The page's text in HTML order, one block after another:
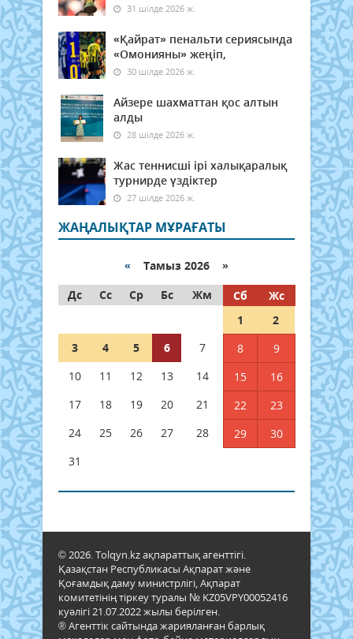
31 шілде 2026 ж.
«Қайрат» пенальти сериясында
«Омонияны» жеңіп,
30 шілде 2026 ж.
Айзере шахматтан қос алтын
алды
28 шілде 2026 ж.
Жас теннисші ірі халықаралық
турнирде үздіктер
27 шілде 2026 ж.
ЖАҢАЛЫҚТАР МҰРАҒАТЫ
« Тамыз 2026 »
Дс
Сс Ср Бс Жм Сб
Жс
1
2
3
4 5 6 7 8
9
10
11 12 13 14 15
16
17
18 19 20 21 22
23
24
25 26 27 28 29
30
31
© 2026. Tolqyn.kz ақпараттық агенттігі.
Қазақстан Республикасы Ақпарат және
Қоғамдық даму министрлігі, Ақпарат
комитетінің тіркеу туралы № KZ05VPY00052416
куәлігі 21.07.2022 жылы берілген.
® Агенттік сайтында жарияланған барлық